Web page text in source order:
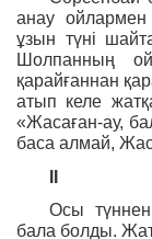
анау ойлармен
ұзын түні
Шолпанның
қарайғаннан
атып келе
«Жасаған-ау,
баса алмай,
ІІ
Осы
бала болды.